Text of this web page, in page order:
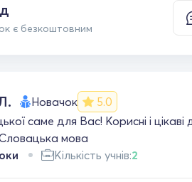
є безкоштовним
Новачок
5.0
саме для Вас! Корисні і цікаві
мова
Кількість учнів:2